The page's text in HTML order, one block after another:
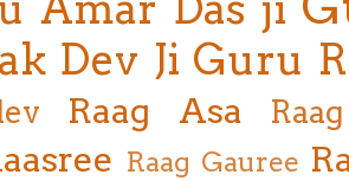
Dev Ji Guru
Raag Asa
Raag Gauree